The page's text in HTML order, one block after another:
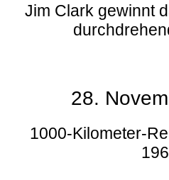
Jim Clark gewinnt
28.
1000-Kilometer-